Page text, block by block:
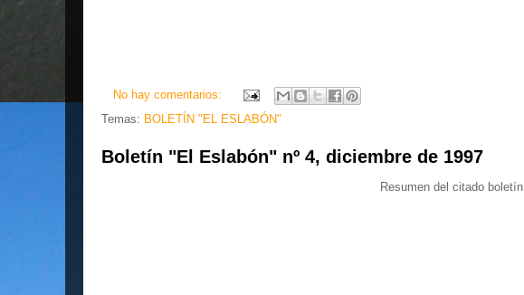
No hay comentarios:
Temas: BOLETÍN "EL ESLABÓN"
Boletín "El Eslabón" nº 4, diciembre de 1997
Resumen del citado boletín